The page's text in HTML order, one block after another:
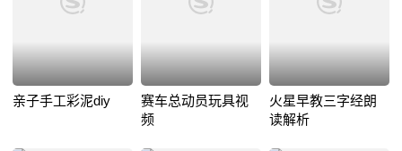
亲子手工彩泥diy
赛车总动员玩具视
频
火星早教三字经朗
读解析